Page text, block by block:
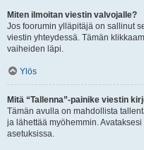
Miten ilmoitan viestin valvojalle?
Jos foorumin ylläpitäjä on sallinut
viestin yhteydessä. Tämän
vaiheiden läpi.
Ylös
Mitä “Tallenna”-painike viestin
Tämän avulla on mahdollista
ja lähettää myöhemmin.
asetuksissa.